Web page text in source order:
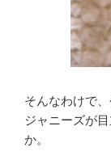
そんなわけで、
ジャニーズが
か。